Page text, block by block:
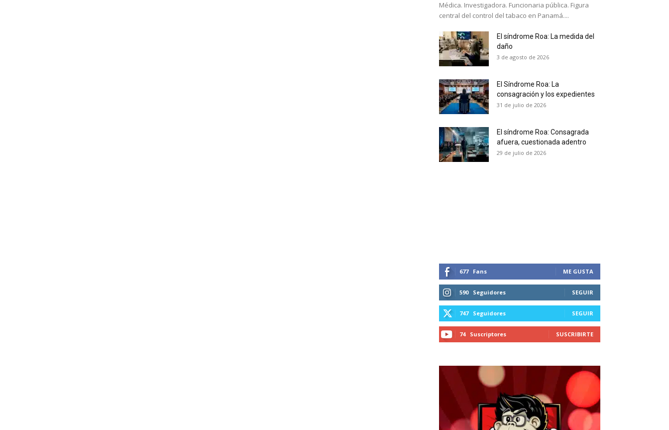
No te pierdas de las últimas
Suscríbete a nuestro boletín diario y recibe todas las
noticias del vapeo y la reducción de daños en tu correo
Subscribe to our daily clipping and receive all the news
of vaping and tobacco harm reduction in your email.
Médica. Investigadora. Funcionaria pública. Figura
central del control del tabaco en Panamá....
El síndrome Roa: La medida del
daño
3 de agosto de 2026
El Síndrome Roa: La
consagración y los expedientes
31 de julio de 2026
El síndrome Roa: Consagrada
afuera, cuestionada adentro
29 de julio de 2026
677 Fans ME GUSTA
590 Seguidores SEGUIR
747 Seguidores SEGUIR
74 Suscriptores SUSCRIBIRTE